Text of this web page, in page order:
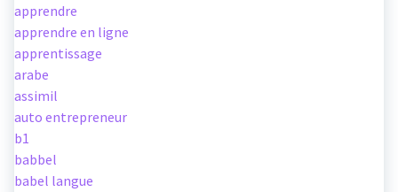
apprendre
apprendre en ligne
apprentissage
arabe
assimil
auto entrepreneur
b1
babbel
babel langue